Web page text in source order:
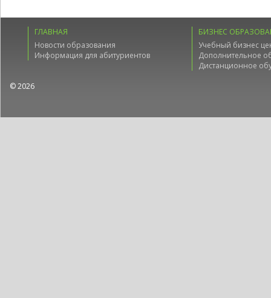
ГЛАВНАЯ
Новости образования
Информация для абитуриентов
БИЗНЕС
Учебный бизнес
Дополнительное
Дистанционное
© 2026